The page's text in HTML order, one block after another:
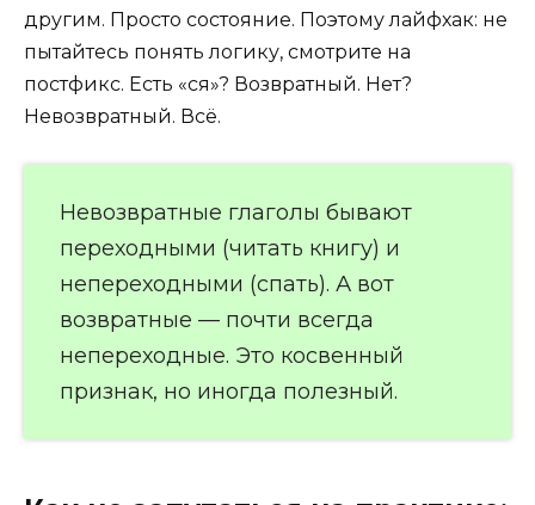
другим. Просто состояние. Поэтому лайфхак: не
пытайтесь понять логику, смотрите на
постфикс. Есть «ся»? Возвратный. Нет?
Невозвратный. Всё.
Невозвратные глаголы бывают
переходными (читать книгу) и
непереходными (спать). А вот
возвратные — почти всегда
непереходные. Это косвенный
признак, но иногда полезный.